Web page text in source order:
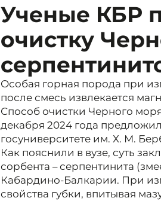
Ученые КБР
очистку
Особая горная порода при
после смесь извлекается
Способ очистки Черного
декабря 2024 года
госуниверситете им. Х. М.
Как пояснили в вузе, суть
сорбента – серпентинита
Кабардино-Балкарии. При
свойства губки, впитывая